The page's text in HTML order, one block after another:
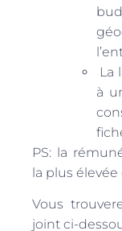
La
à
PS: la
la plus élevée
Vous
joint ci-